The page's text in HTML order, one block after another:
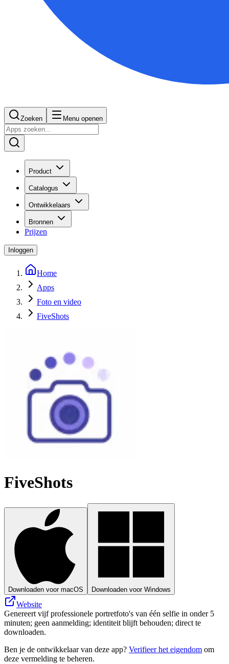
Zoeken Menu openen
Product
Catalogus
Ontwikkelaars
Bronnen
Prijzen
Inloggen
Home
Apps
Foto en video
FiveShots
FiveShots
Downloaden voor macOS Downloaden voor Windows
Website
Genereert vijf professionele portretfoto's van één selfie in onder 5
minuten; geen aanmelding; identiteit blijft behouden; direct te
downloaden.
Ben je de ontwikkelaar van deze app? Verifieer het eigendom om
deze vermelding te beheren.